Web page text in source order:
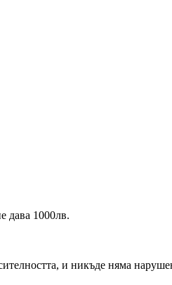
дава 1000лв.
и никъде няма